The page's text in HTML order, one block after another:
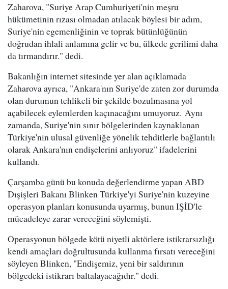
Zaharova, "Suriye Arap Cumhuriyeti'nin meşru
hükümetinin rızası olmadan atılacak böylesi bir adım,
Suriye'nin egemenliğinin ve toprak bütünlüğünün
doğrudan ihlali anlamına gelir ve bu, ülkede gerilimi daha
da tırmandırır." dedi.
Bakanlığın internet sitesinde yer alan açıklamada
Zaharova ayrıca, "Ankara'nın Suriye'de zaten zor durumda
olan durumun tehlikeli bir şekilde bozulmasına yol
açabilecek eylemlerden kaçınacağını umuyoruz. Aynı
zamanda, Suriye'nin sınır bölgelerinden kaynaklanan
Türkiye'nin ulusal güvenliğe yönelik tehditlerle bağlantılı
olarak Ankara'nın endişelerini anlıyoruz" ifadelerini
kullandı.
Çarşamba günü bu konuda değerlendirme yapan ABD
Dışişleri Bakanı Blinken Türkiye'yi Suriye'nin kuzeyine
operasyon planları konusunda uyarmış, bunun IŞİD'le
mücadeleye zarar vereceğini söylemişti.
Operasyonun bölgede kötü niyetli aktörlere istikrarsızlığı
kendi amaçları doğrultusunda kullanma fırsatı vereceğini
söyleyen Blinken, "Endişemiz, yeni bir saldırının
bölgedeki istikrarı baltalayacağıdır." dedi.